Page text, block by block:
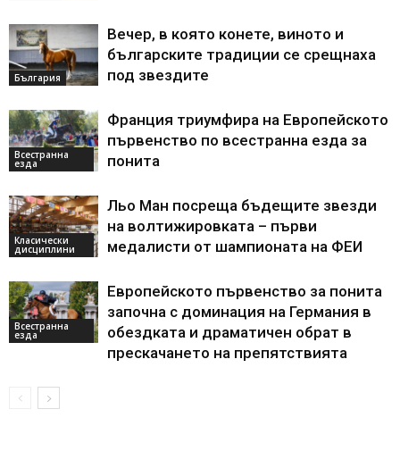
България
Вечер, в която конете, виното и
българските традиции се срещнаха
под звездите
Всестранна
езда
Франция триумфира на Европейското
първенство по всестранна езда за
понита
Класически
дисциплини
Льо Ман посреща бъдещите звезди
на волтижировката – първи
медалисти от шампионата на ФЕИ
Всестранна
езда
Европейското първенство за понита
започна с доминация на Германия в
обездката и драматичен обрат в
прескачането на препятствията